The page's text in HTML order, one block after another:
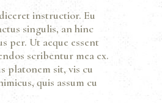
instructior. Eu
singulis, an hinc
per. Ut aeque essent
scribentur mea ex.
platonem sit, vis cu
quis assum cu